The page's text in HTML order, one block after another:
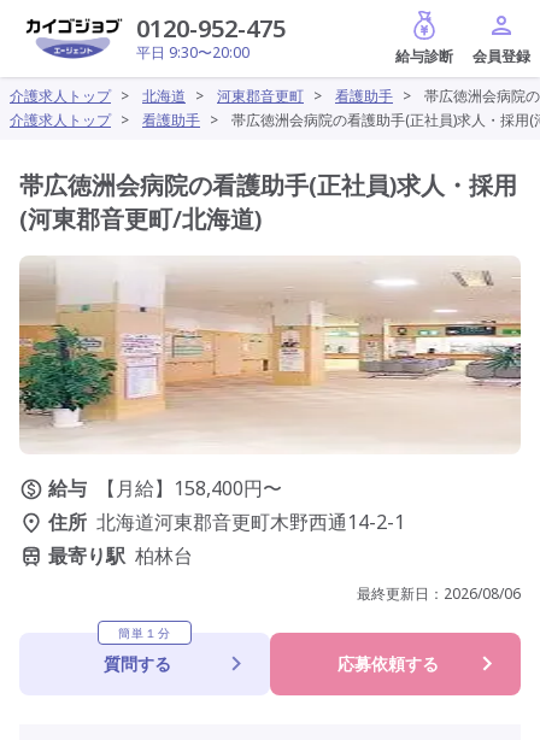
0120-952-475
平日 9:30〜20:00
給与診断
介護求人トップ > 北海道 > 河東郡音更町 > 看護助手 >
帯広徳洲会病院
介護求人トップ > 看護助手 > 帯広徳洲会病院の看護助手(正社員)求人・採用
帯広徳洲会病院の看護助手(正社員)求人・採用
(河東郡音更町/北海道)
給与
【月給】158,400円〜
住所 北海道河東郡音更町木野西通14-2-1
最寄り駅 柏林台
最終更新日： 2026/08/06
簡単１分
質問する 応募依頼する